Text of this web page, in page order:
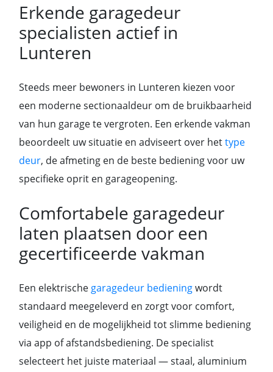
Erkende garagedeur
specialisten actief in
Lunteren
Steeds meer bewoners in Lunteren kiezen voor
een moderne sectionaaldeur om de bruikbaarheid
van hun garage te vergroten. Een erkende vakman
beoordeelt uw situatie en adviseert over hettype
deur, de afmeting en de beste bediening voor uw
specifieke oprit en garageopening.
Comfortabele garagedeur
laten plaatsen door een
gecertificeerde vakman
Een elektrische garagedeur bedieningwordt
standaard meegeleverd en zorgt voor comfort,
veiligheid en de mogelijkheid tot slimme bediening
via app of afstandsbediening. De specialist
selecteert het juiste materiaal — staal, aluminium